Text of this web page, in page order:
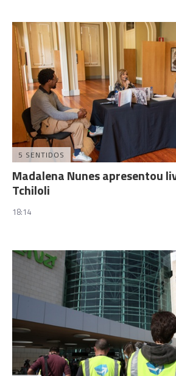
5 SENTIDOS
Madalena Nunes apresentou
Tchiloli
18:14